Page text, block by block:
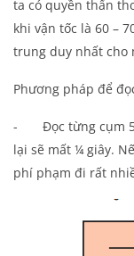
ta có quyền thẩn
khi vận tốc là 60 –
trung duy nhất cho
Phương pháp để
- Đọc từng cụm 5
lại sẽ mất ¼ giây.
phí phạm đi rất